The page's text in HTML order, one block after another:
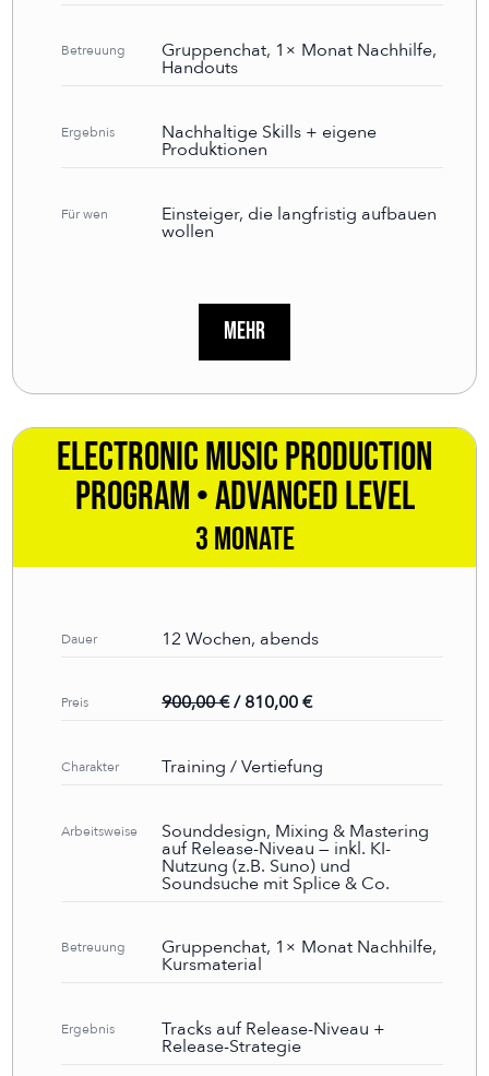
Betreuung Gruppenchat, 1× Monat Nachhilfe,
Handouts
Ergebnis Nachhaltige Skills + eigene
Produktionen
Für wen Einsteiger, die langfristig aufbauen
wollen
Mehr
ELECTRONIC MUSIC PRODUCTION
PROGRAM • Advanced Level
3 Monate
Dauer 12 Wochen, abends
Preis 900,00 €/ 810,00 €
Charakter Training / Vertiefung
Arbeitsweise Sounddesign, Mixing & Mastering
auf Release-Niveau — inkl. KI-
Nutzung (z.B. Suno) und
Soundsuche mit Splice & Co.
Betreuung Gruppenchat, 1× Monat Nachhilfe,
Kursmaterial
Ergebnis Tracks auf Release-Niveau +
Release-Strategie